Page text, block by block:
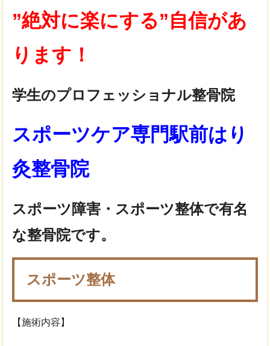
”絶対に楽にする”自信があ
ります！
学生のプロフェッショナル整骨院
スポーツケア専門駅前はり
灸整骨院
スポーツ障害・スポーツ整体で有名
な整骨院です。
スポーツ整体
【施術内容】